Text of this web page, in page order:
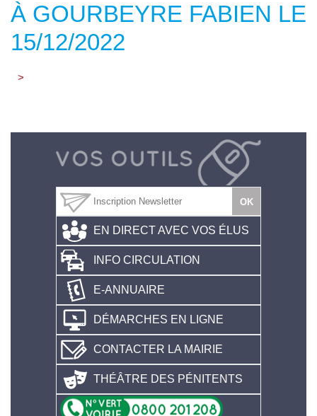
À GOURBEYRE FABIEN LE
15/12/2022
>
EN DIRECT AVEC VOS ÉLUS
INFO CIRCULATION
E-ANNUAIRE
DÉMARCHES EN LIGNE
CONTACTER LA MAIRIE
THÉÂTRE DES PÉNITENTS